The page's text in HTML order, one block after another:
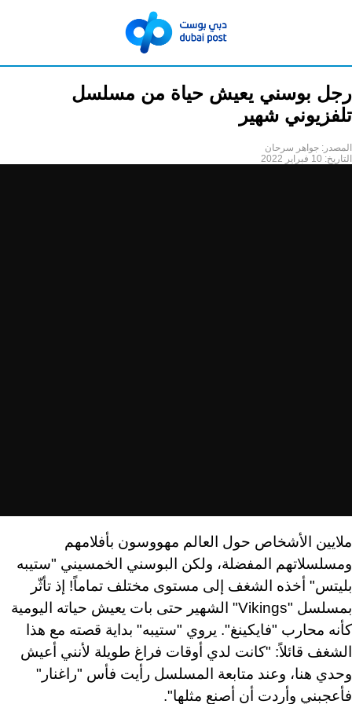
رجل بوسني يعيش حياة من مسلسل
تلفزيوني شهير
المصدر: جواهر سرحان
التاريخ: 10 فبراير 2022
ملايين الأشخاص حول العالم مهووسون بأفلامهم
ومسلسلاتهم المفضلة، ولكن البوسني الخمسيني "ستيبه
بليتس" أخذه الشغف إلى مستوى مختلف تماماً! إذ تأثّر
بمسلسل "Vikings" الشهير حتى بات يعيش حياته اليومية
كأنه محارب "فايكينغ". يروي "ستيبه" بداية قصته مع هذا
الشغف قائلاً: "كانت لدي أوقات فراغ طويلة لأنني أعيش
وحدي هنا، وعند متابعة المسلسل رأيت فأس "راغنار"
فأعجبني وأردت أن أصنع مثلها".